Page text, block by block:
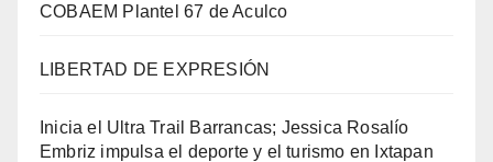
COBAEM Plantel 67 de Aculco
LIBERTAD DE EXPRESIÓN
Inicia el Ultra Trail Barrancas; Jessica Rosalío
Embriz impulsa el deporte y el turismo en Ixtapan